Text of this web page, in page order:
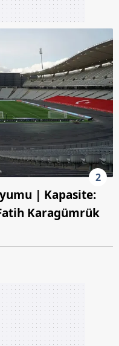
2
| Kapasite:
Karagümrük